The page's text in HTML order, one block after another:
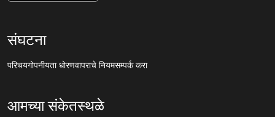
संघटना
परिचयगोपनीयता धोरणवापराचे नियमसम्पर्क करा
आमच्या संकेतस्थळे